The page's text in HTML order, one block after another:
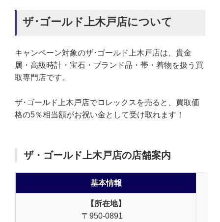
ザ･ゴールド上木戸店について
キャンペーン対象のザ･ゴールド上木戸店は、貴金
属・高級時計・宝石・ブランド品・帯・着物を扱う買
取専門店です。
ザ･ゴールド上木戸店でロレックスを売ると、買取価
格の5％相当額がお祝い金として受け取れます！
ザ・ゴールド上木戸店の店舗案内
基本情報
【所在地】
〒950-0891